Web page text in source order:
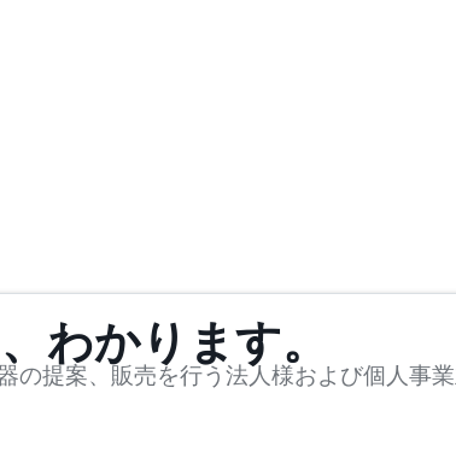
わかります。
提案、販売を行う法人様および個人事業